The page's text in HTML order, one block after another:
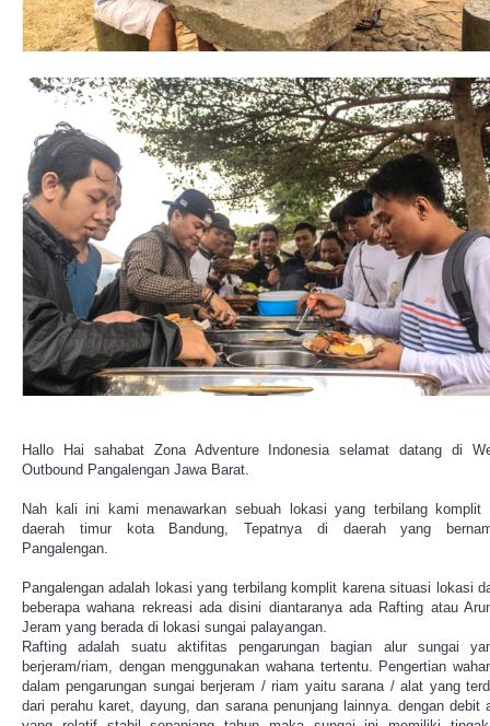
Hallo Hai sahabat Zona Adventure Indonesia selamat datang di
Outbound Pangalengan Jawa Barat.
Nah kali ini kami menawarkan sebuah lokasi yang terbilang komplit
daerah timur kota Bandung, Tepatnya di daerah yang
Pangalengan.
Pangalengan adalah lokasi yang terbilang komplit karena situasi lokasi
beberapa wahana rekreasi ada disini diantaranya ada Rafting atau
Jeram yang berada di lokasi sungai palayangan.
Rafting adalah suatu aktifitas pengarungan bagian alur sungai
berjeram/riam, dengan menggunakan wahana tertentu. Pengertian
dalam pengarungan sungai berjeram / riam yaitu sarana / alat yang
dari perahu karet, dayung, dan sarana penunjang lainnya. dengan debit